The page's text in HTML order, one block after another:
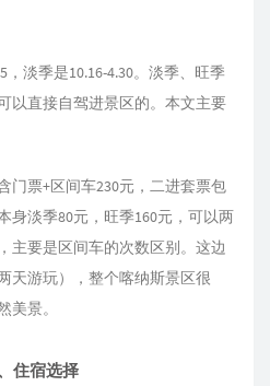
淡季是10.16-4.30。淡季、旺季
以直接自驾进景区的。本文主要
门票+区间车230元，二进套票包
身淡季80元，旺季160元，可以两
主要是区间车的次数区别。这边
天游玩），整个喀纳斯景区很
美景。
住宿选择